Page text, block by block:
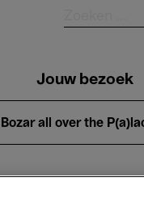
Jouw bezoek
Bozar all over the